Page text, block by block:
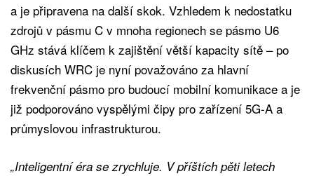
a je připravena na další skok. Vzhledem k nedostatku
zdrojů v pásmu C v mnoha regionech se pásmo U6
GHz stává klíčem k zajištění větší kapacity sítě – po
diskusích WRC je nyní považováno za hlavní
frekvenční pásmo pro budoucí mobilní komunikace a je
již podporováno vyspělými čipy pro zařízení 5G-A a
průmyslovou infrastrukturou.
„Inteligentní éra se zrychluje. V příštích pěti letech